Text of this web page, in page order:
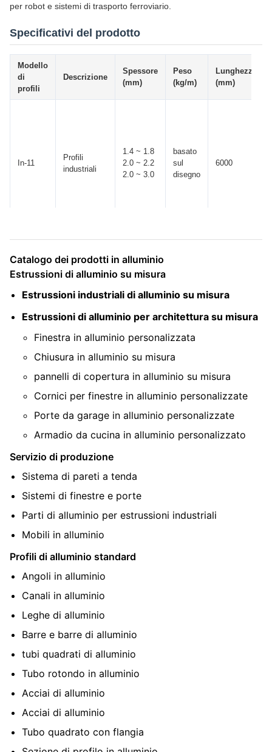
per robot e sistemi di trasporto ferroviario.
Specificativi del prodotto
Modello
di
profili
Descrizione
Spessore
(mm)
Peso
(kg/m)
Lunghezza
(mm)
In-11
Profili
industriali
1.4 ~ 1.8
2.0 ~ 2.2
2.0 ~ 3.0
basato
sul
disegno
6000
Catalogo dei prodotti in alluminio
Estrussioni di alluminio su misura
Estrussioni industriali di alluminio su misura
Estrussioni di alluminio per architettura su misura
Finestra in alluminio personalizzata
Chiusura in alluminio su misura
pannelli di copertura in alluminio su misura
Cornici per finestre in alluminio personalizzate
Porte da garage in alluminio personalizzate
Armadio da cucina in alluminio personalizzato
Servizio di produzione
Sistema di pareti a tenda
Sistemi di finestre e porte
Parti di alluminio per estrussioni industriali
Mobili in alluminio
Profili di alluminio standard
Angoli in alluminio
Canali in alluminio
Leghe di alluminio
Barre e barre di alluminio
tubi quadrati di alluminio
Tubo rotondo in alluminio
Acciai di alluminio
Acciai di alluminio
Tubo quadrato con flangia